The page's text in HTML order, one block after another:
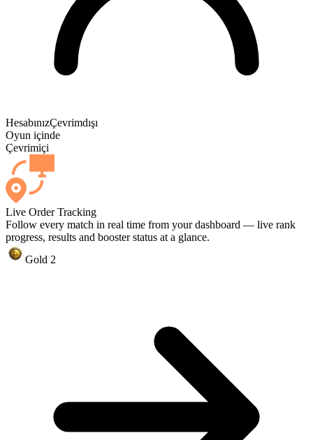
HesabınızÇevrimdışı
Oyun içinde
Çevrimiçi
Live Order Tracking
Follow every match in real time from your dashboard — live rank
progress, results and booster status at a glance.
Gold 2